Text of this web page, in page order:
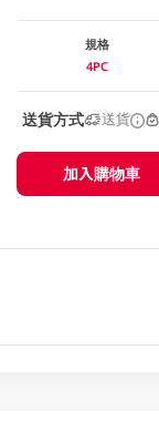
規格
4PC
送貨方式 送貨
加入購物車